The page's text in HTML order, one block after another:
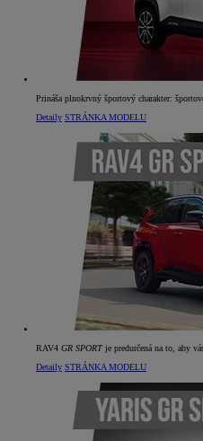
Prináša plnokrvný športový charakter:
Detaily STRÁNKA MODELU
RAV4 GR SPORT je predurčená na to, aby
Detaily STRÁNKA MODELU